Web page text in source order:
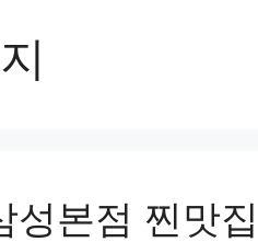
성본점 찐맛